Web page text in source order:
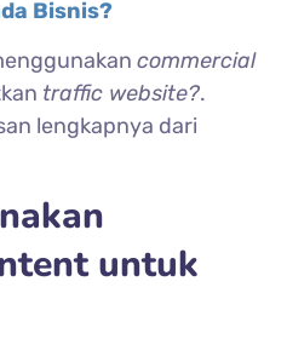
Bisnis?
commercial
traffic website?.
lengkapnya dari
untuk